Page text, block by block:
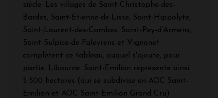
siècle. Les villages de Saint-Christophe-des-
Bardes, Saint-Etienne-de-Lisse, Saint-Hippolyte,
Saint-Laurent-des-Combes, Saint-Pey-d’Armens,
Saint-Sulpice-de-Faleyrens et Vignonet
complètent ce tableau, auquel s'ajoute, pour
partie, Libourne. Saint-Emilion représente ainsi
5 500 hectares (qui se subdivise en AOC Saint-
Emilion et AOC Saint-Emilion Grand Cru)